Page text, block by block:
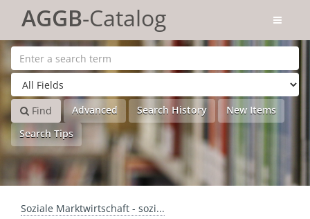
AGGB-Catalog
Find Advanced Search History
New Items
Search Tips
Soziale Marktwirtschaft - sozi...